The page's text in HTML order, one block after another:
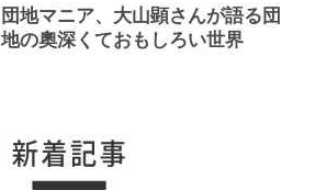
団地マニア、大山顕さんが語る団
地の奧深くておもしろい世界